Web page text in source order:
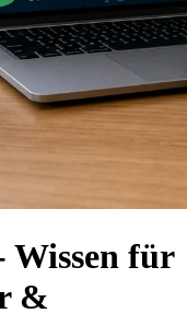
Wissen für
&